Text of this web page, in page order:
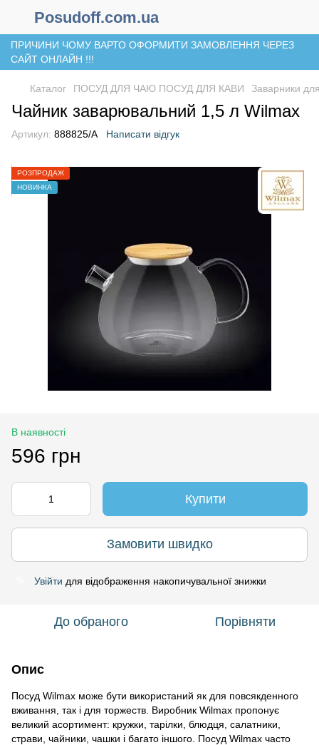
Posudoff.com.ua
ПРИЧИНИ ЧОМУ ВАРТО ОФОРМИТИ ЗАМОВЛЕННЯ ЧЕРЕЗ
САЙТ ОНЛАЙН !!!
Каталог ПОСУД ДЛЯ ЧАЮ ПОСУД ДЛЯ КАВИ Заварники
Чайник заварювальний 1,5 л Wilmax
Артикул: 888825/А Написати відгук
РОЗПРОДАЖ
НОВИНКА
В наявності
596 грн
Купити
Замовити швидко
Увійти для відображення накопичувальної знижки
До обраного Порівняти
Опис
Посуд Wilmax може бути використаний як для повсякденного
вживання, так і для торжеств. Виробник Wilmax пропонує
великий асортимент: кружки, тарілки, блюдця, салатники,
страви, чайники, чашки і багато іншого. Посуд Wilmax часто